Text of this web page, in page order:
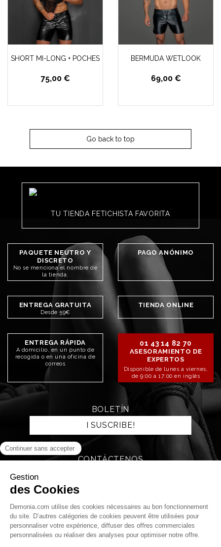
SHORT MI-LONG + POCHES
75,00 €
BERMUDA WETLOOK
69,00 €
Go back to top
TU TIENDA FETICHISTA FAVORITA
PAQUETE NEUTRO Y
DISCRETO
No se menciona el nombre de
la tienda.
PAGO ANÓNIMO
ENTREGA GRATUITA
Desde 59€
TIENDA ONLINE
ENTREGA RÁPIDA
A domicilio, en un punto de
recogida o en una oficina de
correos
01 43 14 82 70
ASESORAMIENTO DE
EXPERTOS
Disponible de lunes a viernes,
de 9:00 a 17:00 en inglés
BOLETÍN
I SUSCRIBE!
CONTÁCTENOS
STAY CONNECTED!